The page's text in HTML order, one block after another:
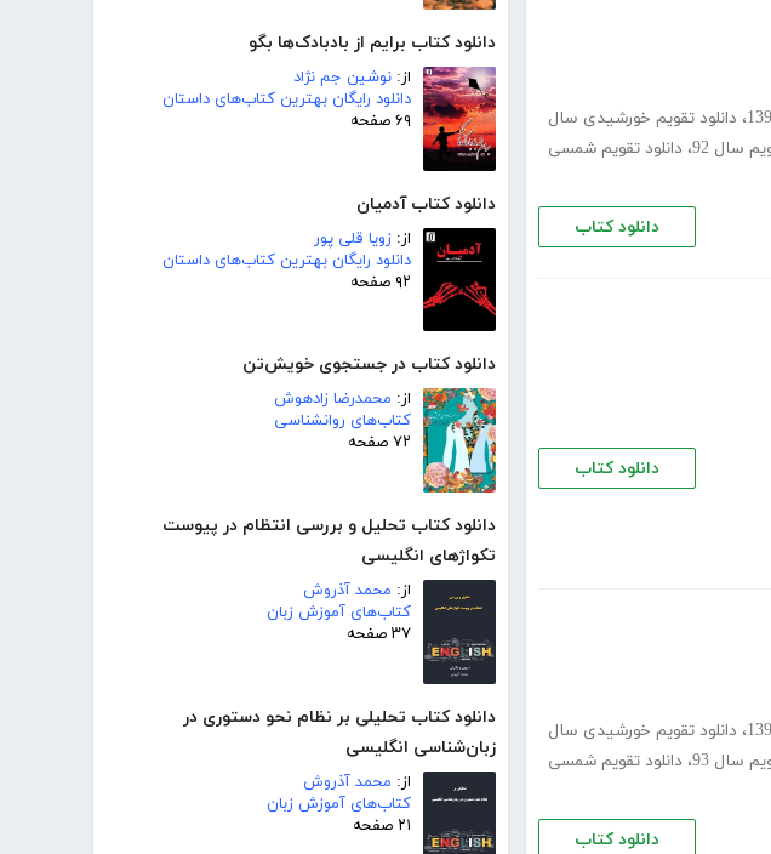
دانلود کتاب برایم از بادبادک‌ها بگو
از: نوشین جم نژاد
دانلود رایگان بهترین کتاب‌های داستان
۶۹ صفحه
دانلود کتاب آدمیان
از: زویا قلی پور
دانلود رایگان بهترین کتاب‌های داستان
۹۲ صفحه
دانلود کتاب در جستجوی خویش‌تن
از: محمدرضا زادهوش
کتاب‌های روانشناسی
۷۲ صفحه
دانلود کتاب تحلیل و بررسی انتظام در پیوست
تکواژهای انگلیسی
از: محمد آذروش
کتاب‌های آموزش زبان
۳۷ صفحه
دانلود کتاب تحلیلی بر نظام نحو دستوری در
زبان‌شناسی انگلیسی
از: محمد آذروش
کتاب‌های آموزش زبان
۲۱ صفحه
، دانلود تقویم خورشیدی سال
سال 92 ، دانلود تقویم شمسی
دانلود کتاب
دانلود کتاب
، دانلود تقویم خورشیدی سال
سال 93 ، دانلود تقویم شمسی
دانلود کتاب